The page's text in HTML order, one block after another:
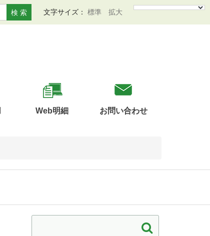
検 索 文字サイズ：標準 拡大
Web明細 お問い合わせ